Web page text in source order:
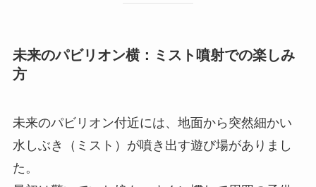
未来のパビリオン横：ミスト噴射での楽しみ
方
未来のパビリオン付近には、地面から突然細かい
水しぶき（ミスト）が噴き出す遊び場がありまし
た。